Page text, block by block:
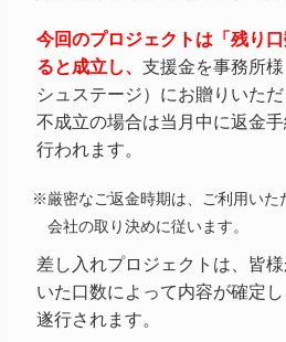
今回のプロジェクトは「残り
ると成立し、 支援金を事務所
シュステージ）にお贈りいただ
不成立の場合は当月中に返金
行われます。
※厳密なご返金時期は、ご利用いた
会社の取り決めに従います。
差し入れプロジェクトは、皆
いた口数によって内容が確定
遂行されます。